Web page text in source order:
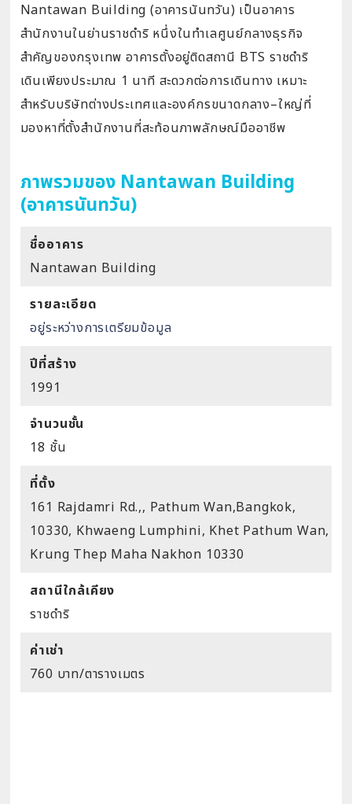
Nantawan Building (อาคารนันทวัน) เป็นอาคาร
สำนักงานในย่านราชดำริ หนึ่งในทำเลศูนย์กลางธุรกิจ
สำคัญของกรุงเทพ อาคารตั้งอยู่ติดสถานี BTS ราชดำริ
เดินเพียงประมาณ 1 นาที สะดวกต่อการเดินทาง เหมาะ
สำหรับบริษัทต่างประเทศและองค์กรขนาดกลาง–ใหญ่ที่
มองหาที่ตั้งสำนักงานที่สะท้อนภาพลักษณ์มืออาชีพ
ภาพรวมของ Nantawan Building
(อาคารนันทวัน)
ชื่ออาคาร
Nantawan Building
รายละเอียด
อยู่ระหว่างการเตรียมข้อมูล
ปีที่สร้าง
1991
จำนวนชั้น
18 ชั้น
ที่ตั้ง
161 Rajdamri Rd.,, Pathum Wan,Bangkok,
10330, Khwaeng Lumphini, Khet Pathum Wan,
Krung Thep Maha Nakhon 10330
สถานีใกล้เคียง
ราชดำริ
ค่าเช่า
760 บาท/ตารางเมตร